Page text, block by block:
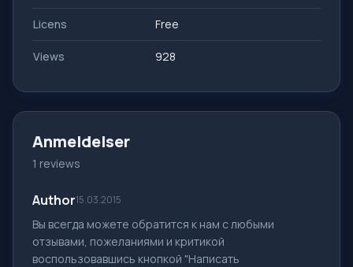
Licens Free
Views 928
Anmeldelser
1 reviews
Author15.03.2015
Вы всегда можете обратится к нам с любыми
отзывами, пожеланиями и критикой
воспользовавшись кнопкой "Написать